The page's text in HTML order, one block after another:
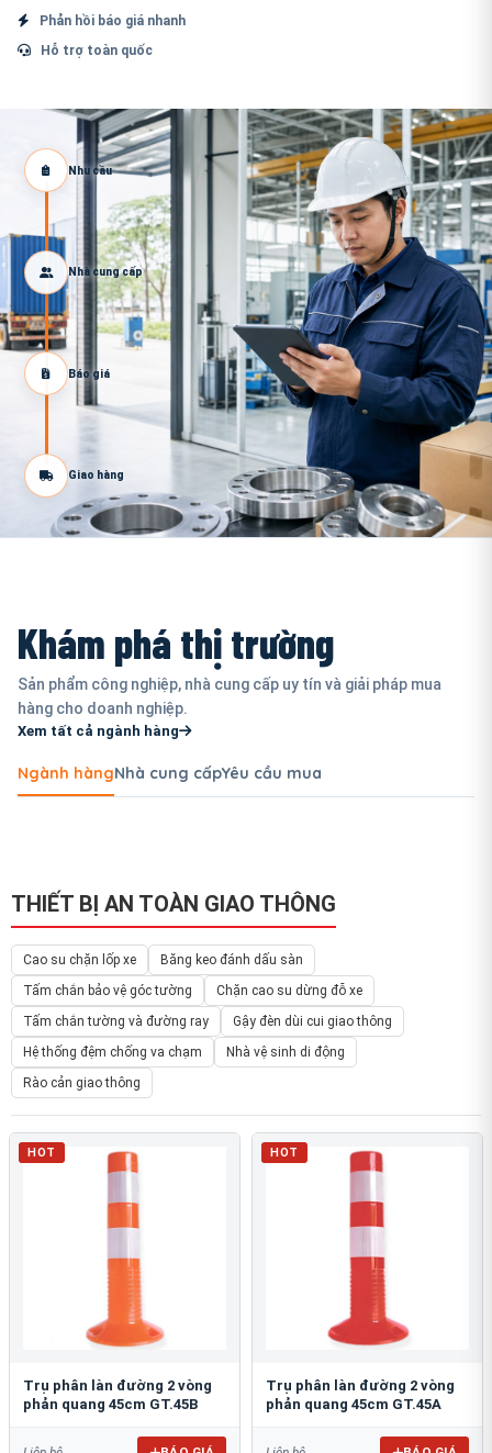
Phản hồi báo giá nhanh
Hỗ trợ toàn quốc
Nhu cầu
Nhà cung cấp
Báo giá
Giao hàng
Khám phá thị trường
Sản phẩm công nghiệp, nhà cung cấp uy tín và giải pháp mua
hàng cho doanh nghiệp.
Xem tất cả ngành hàng
Ngành hàngNhà cung cấpYêu cầu mua
THIẾT BỊ AN TOÀN GIAO THÔNG
Cao su chặn lốp xe
Băng keo đánh dấu sàn
Tấm chắn bảo vệ góc tường
Chặn cao su dừng đỗ xe
Tấm chắn tường và đường ray
Gậy đèn dùi cui giao thông
Hệ thống đệm chống va chạm
Nhà vệ sinh di động
Rào cản giao thông
HOT
Trụ phân làn đường 2 vòng
phản quang 45cm GT.45B
HOT
Trụ phân làn đường 2 vòng
phản quang 45cm GT.45A